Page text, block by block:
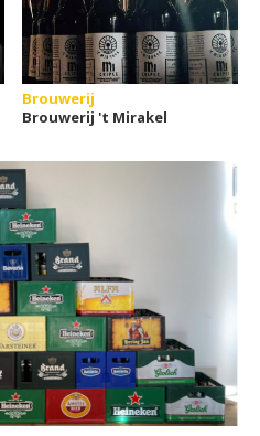
Brouwerij
Brouwerij 't Mirakel